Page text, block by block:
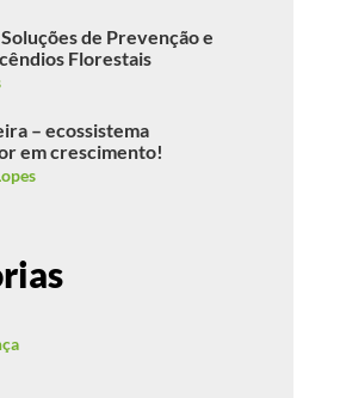
de Prevenção e
Florestais
– ecossistema
em crescimento!